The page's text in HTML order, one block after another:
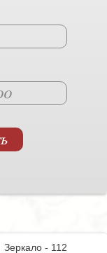
Зеркало - 112